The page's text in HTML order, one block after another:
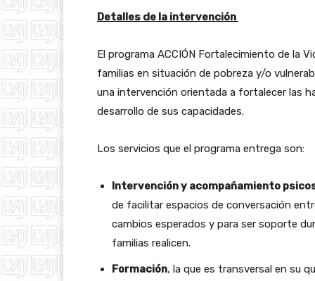
Detalles de la intervención
El programa ACCIÓN Fortalecimiento de la
familias en situación de pobreza y/o
una intervención orientada a fortalecer las
desarrollo de sus capacidades.
Los servicios que el programa entrega son:
Intervención y acompañamiento
de facilitar espacios de conversación
cambios esperados y para ser soporte
familias realicen.
Formación, la que es transversal en su